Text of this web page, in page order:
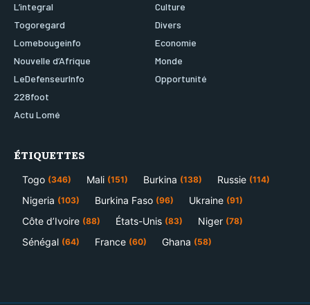
L’integral
Togoregard
Lomebougeinfo
Nouvelle d’Afrique
LeDefenseurInfo
228foot
Actu Lomé
Culture
Divers
Economie
Monde
Opportunité
ÉTIQUETTES
Togo (346) Mali (151) Burkina (138) Russie (114)
Nigeria (103) Burkina Faso (96) Ukraine (91)
Côte d’Ivoire (88) États-Unis (83) Niger (78)
Sénégal (64) France (60) Ghana (58)